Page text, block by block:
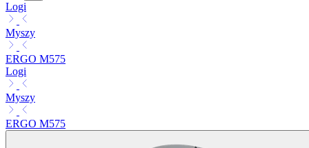
Logi
Myszy
ERGO M575
Logi
Myszy
ERGO M575